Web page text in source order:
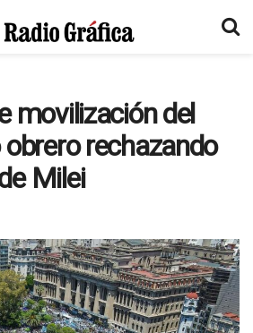
movilización del
rechazando
Milei